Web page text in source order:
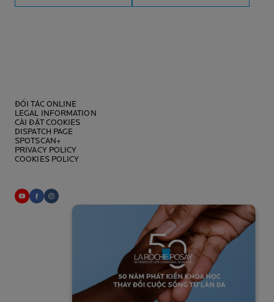
ĐỐI TÁC ONLINE
LEGAL INFORMATION
CÀI ĐẶT COOKIES
DISPATCH PAGE
SPOTSCAN+
PRIVACY POLICY
COOKIES POLICY